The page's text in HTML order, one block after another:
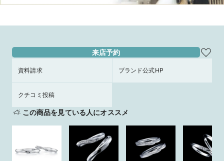
来店予約
資料請求 ブランド公式HP
クチコミ投稿
この商品を見ている人にオススメ